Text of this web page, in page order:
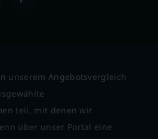
unserem Angebotsvergleich
teil, mit denen wir
über unser Portal eine